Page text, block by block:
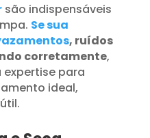
são indispensáveis
Se sua
, ruídos
corretamente,
para
ideal,